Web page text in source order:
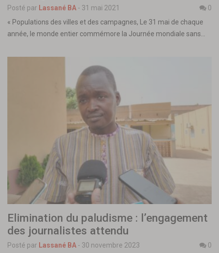
Posté par Lassané BA - 31 mai 2021
0
« Populations des villes et des campagnes, Le 31 mai de chaque
année, le monde entier commémore la Journée mondiale sans…
Elimination du paludisme : l’engagement
des journalistes attendu
Posté par Lassané BA - 30 novembre 2023
0